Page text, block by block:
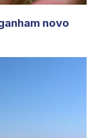
novo